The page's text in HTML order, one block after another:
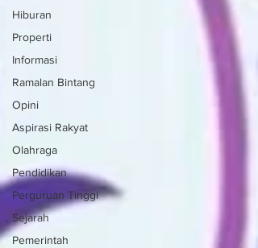
Hiburan
Properti
Informasi
Ramalan Bintang
Opini
Aspirasi Rakyat
Olahraga
Pendidikan
Perguruan Tinggi
Sejarah
Pemerintah